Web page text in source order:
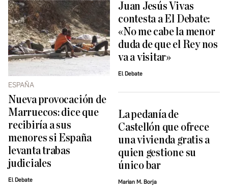
ESPAÑA
Nueva provocación de
Marruecos: dice que
recibiría a sus
menores si España
levanta trabas
judiciales
El Debate
Juan Jesús Vivas
contesta a El Debate:
«No me cabe la menor
duda de que el Rey nos
va a visitar»
El Debate
La pedanía de
Castellón que ofrece
una vivienda gratis a
quien gestione su
único bar
Marian M. Borja